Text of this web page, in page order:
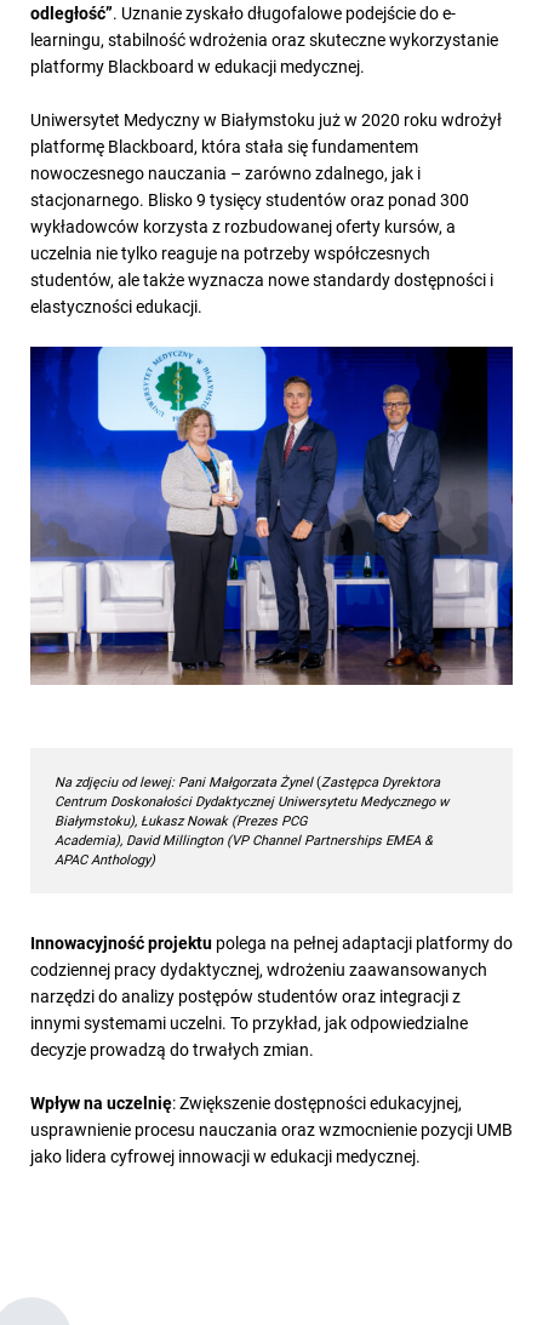
odległość”. Uznanie zyskało długofalowe podejście do e-
learningu, stabilność wdrożenia oraz skuteczne wykorzystanie
platformy Blackboard w edukacji medycznej.
Uniwersytet Medyczny w Białymstoku już w 2020 roku wdrożył
platformę Blackboard, która stała się fundamentem
nowoczesnego nauczania – zarówno zdalnego, jak i
stacjonarnego. Blisko 9 tysięcy studentów oraz ponad 300
wykładowców korzysta z rozbudowanej oferty kursów, a
uczelnia nie tylko reaguje na potrzeby współczesnych
studentów, ale także wyznacza nowe standardy dostępności i
elastyczności edukacji.
Na zdjęciu od lewej: Pani Małgorzata Żynel(Zastępca Dyrektora
Centrum Doskonałości Dydaktycznej Uniwersytetu Medycznego w
Białymstoku), Łukasz Nowak (Prezes PCG
Academia), David Millington (VP Channel Partnerships EMEA &
APAC Anthology)
Innowacyjność projektu polega na pełnej adaptacji platformy do
codziennej pracy dydaktycznej, wdrożeniu zaawansowanych
narzędzi do analizy postępów studentów oraz integracji z
innymi systemami uczelni. To przykład, jak odpowiedzialne
decyzje prowadzą do trwałych zmian.
Wpływ na uczelnię: Zwiększenie dostępności edukacyjnej,
usprawnienie procesu nauczania oraz wzmocnienie pozycji UMB
jako lidera cyfrowej innowacji w edukacji medycznej.